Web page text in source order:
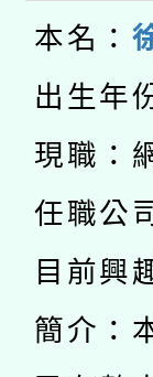
第3
本
次
有
公
一
兒
答
有
人
心招
招)
適
本
本名：
出生年
現職：
任職公
目前興
簡介：